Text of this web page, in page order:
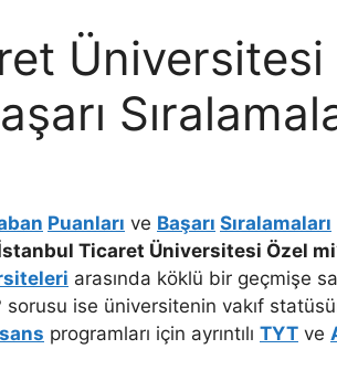
Üniversitesi
Puanları ve Başarı Sıralamaları
Ticaret Üniversitesi Özel
arasında köklü bir geçmişe
sorusu ise üniversitenin vakıf
programları için ayrıntılı TYT ve